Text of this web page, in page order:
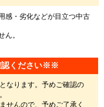
感・劣化などが目立つ中古
ん。
認ください※※
なります。予めご確認の
せんので、予めご了承く